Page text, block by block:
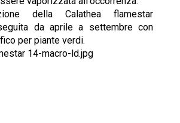
della Calathea flamestar
da aprile a settembre con
per piante verdi.